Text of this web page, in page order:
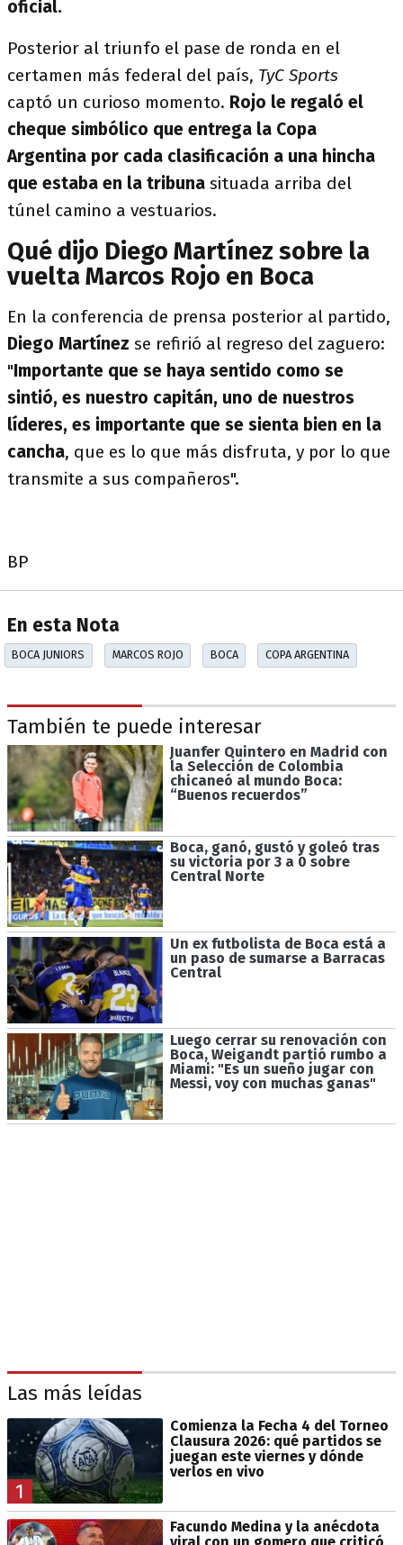
oficial.
Posterior al triunfo el pase de ronda en el
certamen más federal del país, TyC Sports
captó un curioso momento. Rojo le regaló el
cheque simbólico que entrega la Copa
Argentina por cada clasificación a una hincha
que estaba en la tribuna situada arriba del
túnel camino a vestuarios.
Qué dijo Diego Martínez sobre la
vuelta Marcos Rojo en Boca
En la conferencia de prensa posterior al partido,
Diego Martínez se refirió al regreso del zaguero:
"Importante que se haya sentido como se
sintió, es nuestro capitán, uno de nuestros
líderes, es importante que se sienta bien en la
cancha, que es lo que más disfruta, y por lo que
transmite a sus compañeros".
BP
En esta Nota
BOCA JUNIORS MARCOS ROJO BOCA COPA ARGENTINA
También te puede interesar
Juanfer Quintero en Madrid con
la Selección de Colombia
chicaneó al mundo Boca:
“Buenos recuerdos”
Boca, ganó, gustó y goleó tras
su victoria por 3 a 0 sobre
Central Norte
Un ex futbolista de Boca está a
un paso de sumarse a Barracas
Central
Luego cerrar su renovación con
Boca, Weigandt partió rumbo a
Miami: "Es un sueño jugar con
Messi, voy con muchas ganas"
Las más leídas
1
Comienza la Fecha 4 del Torneo
Clausura 2026: qué partidos se
juegan este viernes y dónde
verlos en vivo
Facundo Medina y la anécdota